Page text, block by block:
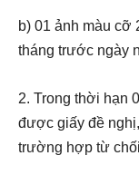
b) 01 ảnh màu cỡ
tháng trước ngày
2. Trong thời hạn
được giấy đề
trường hợp từ